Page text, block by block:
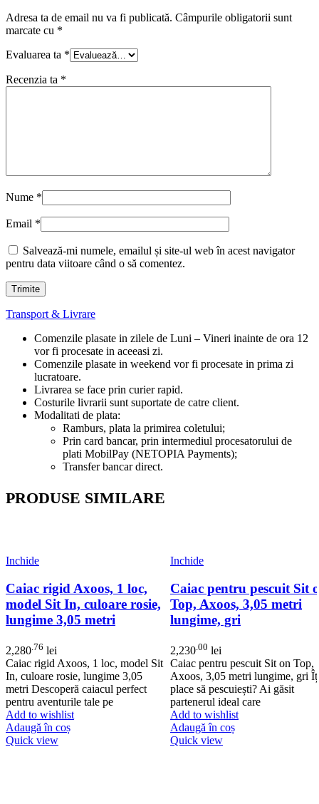
Adresa ta de email nu va fi publicată. Câmpurile obligatorii sunt
marcate cu *
Evaluarea ta *
Recenzia ta *
Nume *
Email *
Salvează-mi numele, emailul și site-ul web în acest navigator
pentru data viitoare când o să comentez.
Transport & Livrare
Comenzile plasate in zilele de Luni – Vineri inainte de ora 12
vor fi procesate in aceeasi zi.
Comenzile plasate in weekend vor fi procesate in prima zi
lucratoare.
Livrarea se face prin curier rapid.
Costurile livrarii sunt suportate de catre client.
Modalitati de plata:
Ramburs, plata la primirea coletului;
Prin card bancar, prin intermediul procesatorului de
plati MobilPay (NETOPIA Payments);
Transfer bancar direct.
PRODUSE SIMILARE
Inchide
Caiac rigid Axoos, 1 loc,
model Sit In, culoare rosie,
lungime 3,05 metri
2,280 .76 lei
Caiac rigid Axoos, 1 loc, model Sit
In, culoare rosie, lungime 3,05
metri Descoperă caiacul perfect
pentru aventurile tale pe
Add to wishlist
Adaugă în coș
Quick view
Inchide
Caiac pentru pescuit Sit
Top, Axoos, 3,05 metri
lungime, gri
2,230 .00 lei
Caiac pentru pescuit Sit on Top,
Axoos, 3,05 metri lungime, gri
place să pescuiești? Ai găsit
partenerul ideal care
Add to wishlist
Adaugă în coș
Quick view